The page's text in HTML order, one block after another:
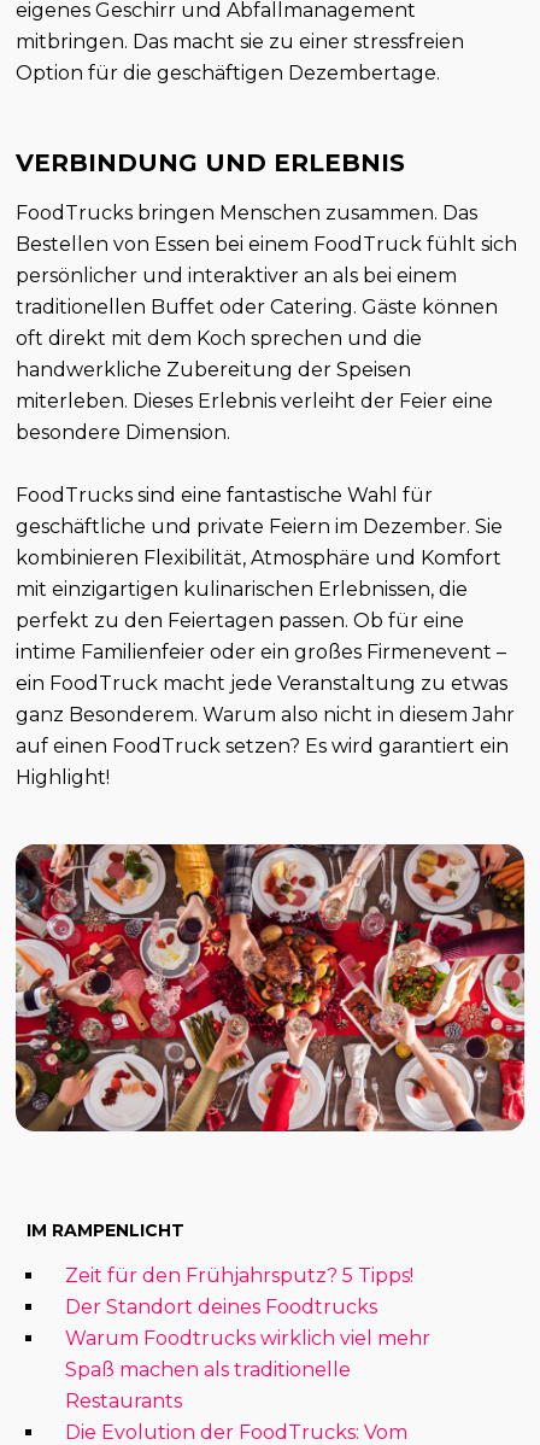
eigenes Geschirr und Abfallmanagement
mitbringen. Das macht sie zu einer stressfreien
Option für die geschäftigen Dezembertage.
VERBINDUNG UND ERLEBNIS
FoodTrucks bringen Menschen zusammen. Das
Bestellen von Essen bei einem FoodTruck fühlt sich
persönlicher und interaktiver an als bei einem
traditionellen Buffet oder Catering. Gäste können
oft direkt mit dem Koch sprechen und die
handwerkliche Zubereitung der Speisen
miterleben. Dieses Erlebnis verleiht der Feier eine
besondere Dimension.
FoodTrucks sind eine fantastische Wahl für
geschäftliche und private Feiern im Dezember. Sie
kombinieren Flexibilität, Atmosphäre und Komfort
mit einzigartigen kulinarischen Erlebnissen, die
perfekt zu den Feiertagen passen. Ob für eine
intime Familienfeier oder ein großes Firmenevent –
ein FoodTruck macht jede Veranstaltung zu etwas
ganz Besonderem. Warum also nicht in diesem Jahr
auf einen FoodTruck setzen? Es wird garantiert ein
Highlight!
IM RAMPENLICHT
Zeit für den Frühjahrsputz? 5 Tipps!
Der Standort deines Foodtrucks
Warum Foodtrucks wirklich viel mehr
Spaß machen als traditionelle
Restaurants
Die Evolution der FoodTrucks: Vom